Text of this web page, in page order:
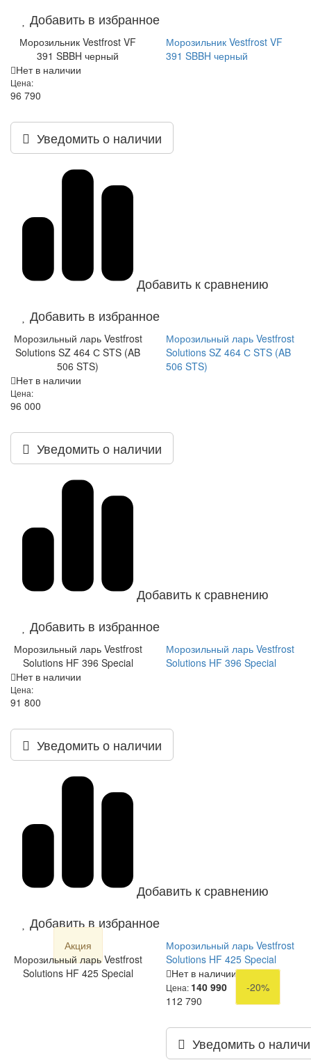
Добавить в избранное
Морозильник Vestfrost VF
391 SBBH черный
Морозильник Vestfrost VF
391 SBBH черный
Нет в наличии
Цена:
96 790
Уведомить о наличии
Добавить к сравнению
Добавить в избранное
Морозильный ларь Vestfrost
Solutions SZ 464 С STS (AB
506 STS)
Морозильный ларь Vestfrost
Solutions SZ 464 С STS (AB
506 STS)
Нет в наличии
Цена:
96 000
Уведомить о наличии
Добавить к сравнению
Добавить в избранное
Морозильный ларь Vestfrost
Solutions HF 396 Special
Морозильный ларь Vestfrost
Solutions HF 396 Special
Нет в наличии
Цена:
91 800
Уведомить о наличии
Добавить к сравнению
Добавить в избранное
Акция
Морозильный ларь Vestfrost
Solutions HF 425 Special
Морозильный ларь Vestfrost
Solutions HF 425 Special
Нет в наличии
Цена: 140 990
-20%
112 790
Уведомить о